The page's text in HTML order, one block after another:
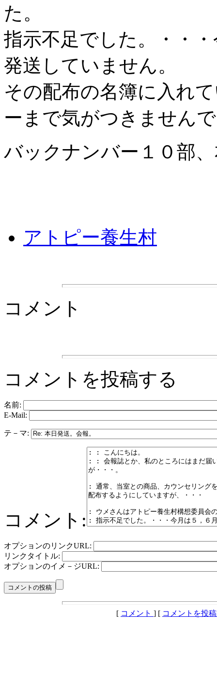
た。
指示不足でした。・・
発送していません。
その配布の名簿に入れ
ーまで気がつきません
バックナンバー１０部
アトピー養生村
コメント
コメントを投稿する
名前:
E-Mail:
テ－マ:
コメント:
オプションのリンクURL:
リンクタイトル:
オプションのイメ－ジURL:
[ コメント ] [ コメントを投